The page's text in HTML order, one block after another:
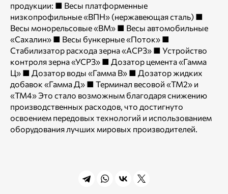
продукции: ■ Весы платформенные
низкопрофильные «ВПН» (нержавеющая сталь) ■
Весы монорельсовые «ВМ» ■ Весы автомобильные
«Сахалин» ■ Весы бункерные «Поток» ■
Стабилизатор расхода зерна «АСРЗ» ■ Устройство
контроля зерна «УСРЗ» ■ Дозатор цемента «Гамма
Ц» ■ Дозатор воды «Гамма В» ■ Дозатор жидких
добавок «Гамма Д» ■ Терминал весовой «ТМ2» и
«ТМ4» Это стало возможным благодаря снижению
производственных расходов, что достигнуто
освоением передовых технологий и использованием
оборудования лучших мировых производителей.